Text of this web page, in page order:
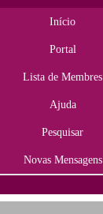
Início
Portal
Lista de Membres
Ajuda
Pesquisar
Novas Mensagens